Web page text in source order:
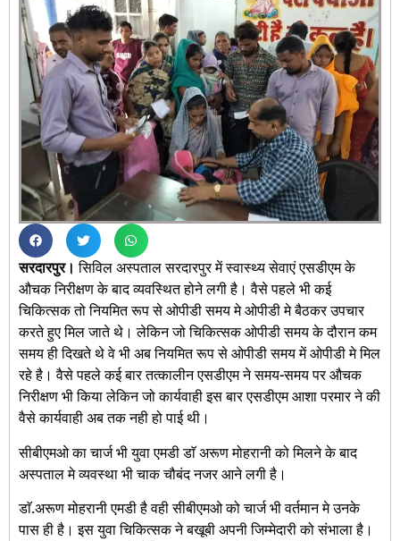
सरदारपुर।सिविल अस्पताल सरदारपुर में स्वास्थ्य सेवाएं एसडीएम के
औचक निरीक्षण के बाद व्यवस्थित होने लगी है। वैसे पहले भी कई
चिकित्सक तो नियमित रूप से ओपीडी समय मे ओपीडी मे बैठकर उपचार
करते हुए मिल जाते थे। लेकिन जो चिकित्सक ओपीडी समय के दौरान कम
समय ही दिखते थे वे भी अब नियमित रूप से ओपीडी समय में ओपीडी मे मिल
रहे है। वैसे पहले कई बार तत्कालीन एसडीएम ने समय-समय पर औचक
निरीक्षण भी किया लेकिन जो कार्यवाही इस बार एसडीएम आशा परमार ने की
वैसे कार्यवाही अब तक नही हो पाई थी।
सीबीएमओ का चार्ज भी युवा एमडी डाॅ अरूण मोहरानी को मिलने के बाद
अस्पताल मे व्यवस्था भी चाक चौबंद नजर आने लगी है।
डाॅ.अरूण मोहरानी एमडी है वही सीबीएमओ को चार्ज भी वर्तमान मे उनके
पास ही है। इस युवा चिकित्सक ने बखूबी अपनी जिम्मेदारी को संभाला है।